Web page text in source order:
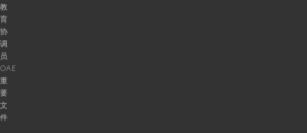
教
育
协
调
员
OAE
重
要
文
件